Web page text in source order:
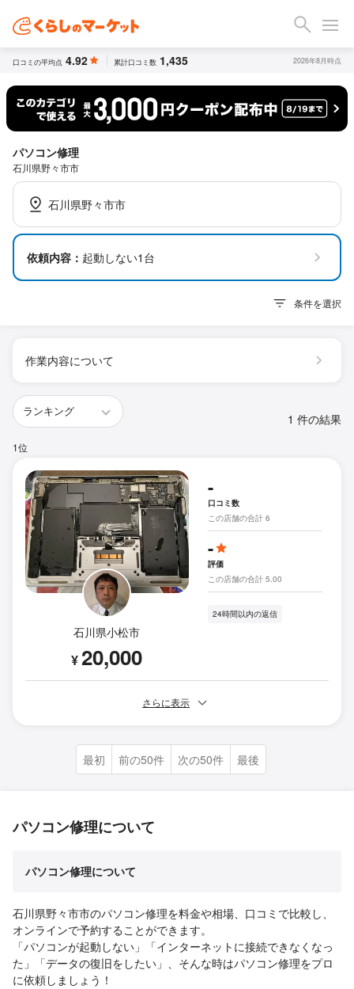
口コミの平均点 4.92 累計口コミ数 1,435 2026年8月時点
パソコン修理
石川県野々市市
石川県野々市市
依頼内容： 起動しない1台
条件を選択
作業内容について
1 件の結果
1位
石川県小松市
¥20,000
-
口コミ数
この店舗の合計 6
-
評価
この店舗の合計 5.00
24時間以内の返信
さらに表示
最初 前の50件 次の50件 最後
パソコン修理について
パソコン修理について
石川県野々市市のパソコン修理を料金や相場、口コミで比較し、
オンラインで予約することができます。
「パソコンが起動しない」「インターネットに接続できなくなっ
た」「データの復旧をしたい」、そんな時はパソコン修理をプロ
に依頼しましょう！